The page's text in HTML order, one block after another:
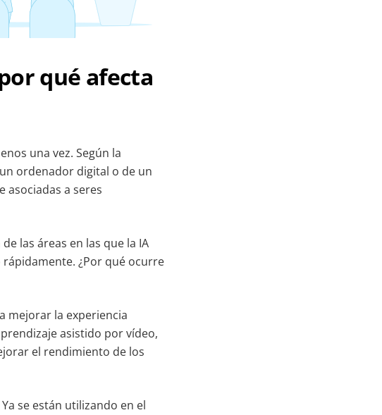
qué afecta
una vez. Según la
ordenador digital o de un
a seres
las áreas en las que la IA
¿Por qué ocurre
mejorar la experiencia
asistido por vídeo,
el rendimiento de los
se están utilizando en el